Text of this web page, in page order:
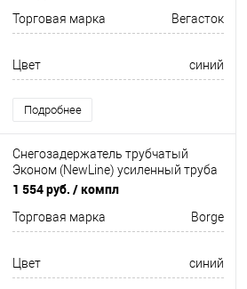
Торговая марка Вегасток
Цвет синий
Подробнее
Снегозадержатель трубчатый
Эконом (NewLine) усиленный труба
овал 20х40мм 4 кронштейна
3000мм Borge
1 554 руб. / компл
Торговая марка Borge
Цвет синий